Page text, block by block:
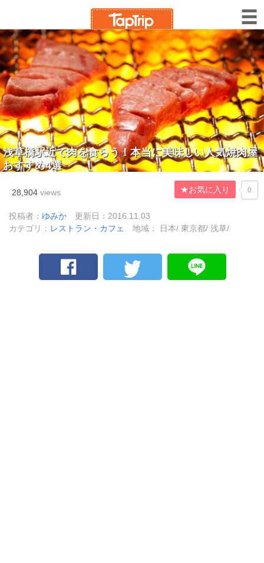
浅草橋駅近で肉を食らう！本当に美味しい人気焼肉屋
おすすめ4選
28,904 views ★お気に入り 0
投稿者： ゆみか
更新日：2016.11.03
カテゴリ： レストラン・カフェ 地域： 日本/ 東京都/ 浅草/